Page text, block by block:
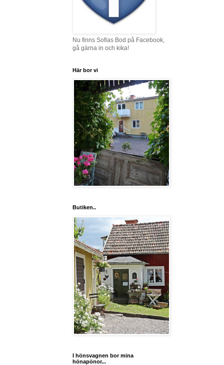
Nu finns Sofias Bod på Facebook,
gå gärna in och kika!
Här bor vi
Butiken..
I hönsvagnen bor mina
hönapönor...